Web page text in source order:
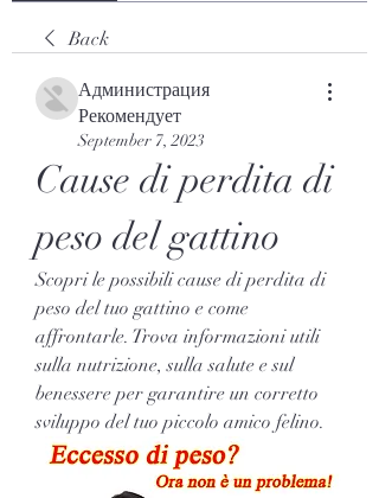
Back
Администрация
Рекомендует
September 7, 2023
Cause di perdita di
peso del gattino
Scopri le possibili cause di perdita di
peso del tuo gattino e come
affrontarle. Trova informazioni utili
sulla nutrizione, sulla salute e sul
benessere per garantire un corretto
sviluppo del tuo piccolo amico felino.